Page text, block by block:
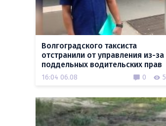
Волгоградского таксиста
отстранили от управления из-за
поддельных водительских прав
16:04 06.08 0 5